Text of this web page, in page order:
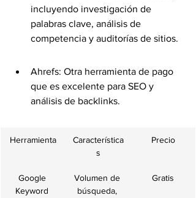
incluyendo investigación de
palabras clave, análisis de
competencia y auditorías de sitios.
Ahrefs: Otra herramienta de pago
que es excelente para SEO y
análisis de backlinks.
Herramienta
Característica
s
Precio
Google
Keyword
Volumen de
búsqueda,
Gratis